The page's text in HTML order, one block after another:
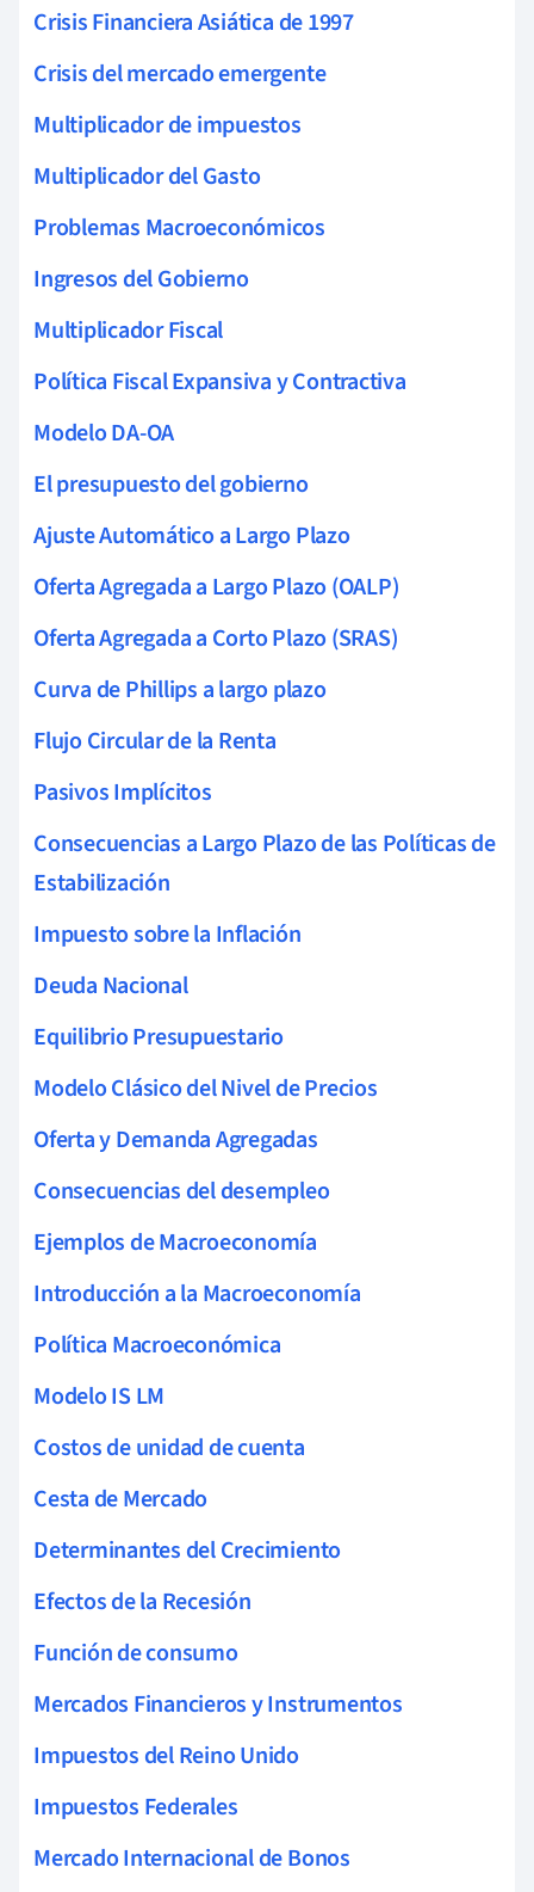
Crisis Financiera Asiática de 1997
Crisis del mercado emergente
Multiplicador de impuestos
Multiplicador del Gasto
Problemas Macroeconómicos
Ingresos del Gobierno
Multiplicador Fiscal
Política Fiscal Expansiva y Contractiva
Modelo DA-OA
El presupuesto del gobierno
Ajuste Automático a Largo Plazo
Oferta Agregada a Largo Plazo (OALP)
Oferta Agregada a Corto Plazo (SRAS)
Curva de Phillips a largo plazo
Flujo Circular de la Renta
Pasivos Implícitos
Consecuencias a Largo Plazo de las Políticas de
Estabilización
Impuesto sobre la Inflación
Deuda Nacional
Equilibrio Presupuestario
Modelo Clásico del Nivel de Precios
Oferta y Demanda Agregadas
Consecuencias del desempleo
Ejemplos de Macroeconomía
Introducción a la Macroeconomía
Política Macroeconómica
Modelo IS LM
Costos de unidad de cuenta
Cesta de Mercado
Determinantes del Crecimiento
Efectos de la Recesión
Función de consumo
Mercados Financieros y Instrumentos
Impuestos del Reino Unido
Impuestos Federales
Mercado Internacional de Bonos